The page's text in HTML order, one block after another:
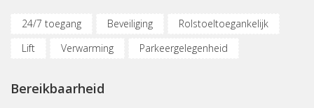
24/7 toegang Beveiliging
Rolstoeltoegankelijk
Lift
Verwarming
Parkeergelegenheid
(Flex)werkplekken
Bereikbaarheid